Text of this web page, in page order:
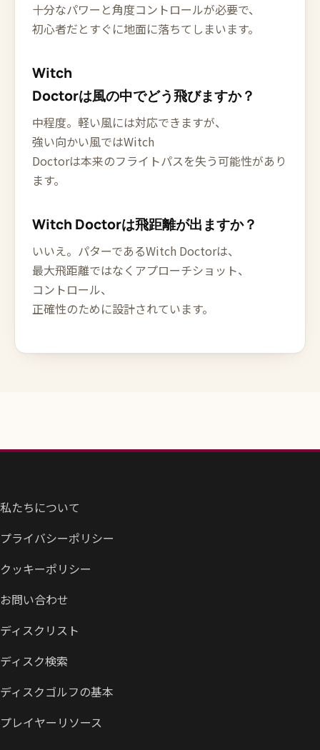
十分なパワーと角度コントロールが必要で、
初心者だとすぐに地面に落ちてしまいます。
Witch
Doctorは風の中でどう飛びますか？
中程度。軽い風には対応できますが、
強い向かい風ではWitch
Doctorは本来のフライトパスを失う可能性があり
ます。
Witch Doctorは飛距離が出ますか？
いいえ。パターであるWitch Doctorは、
最大飛距離ではなくアプローチショット、
コントロール、
正確性のために設計されています。
私たちについて
プライバシーポリシー
クッキーポリシー
お問い合わせ
ディスクリスト
ディスク検索
ディスクゴルフの基本
プレイヤーリソース